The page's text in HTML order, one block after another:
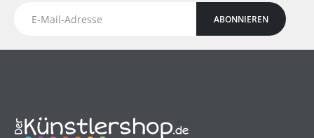
ABONNIEREN